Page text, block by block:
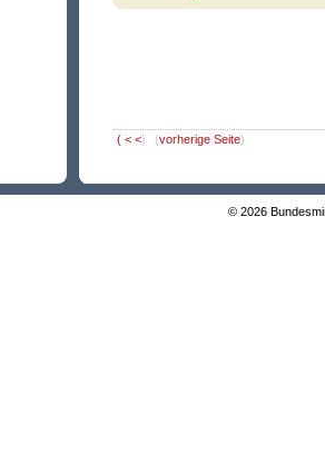
( < <) (vorherige Seite)
© 2026